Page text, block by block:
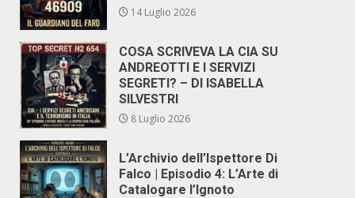
14 Luglio 2026
COSA SCRIVEVA LA CIA SU
ANDREOTTI E I SERVIZI
SEGRETI? – DI ISABELLA
SILVESTRI
8 Luglio 2026
L’Archivio dell’Ispettore Di
Falco | Episodio 4: L’Arte di
Catalogare l’Ignoto